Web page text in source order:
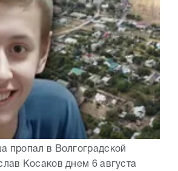
пропал в Волгоградской
Косаков днем 6 августа